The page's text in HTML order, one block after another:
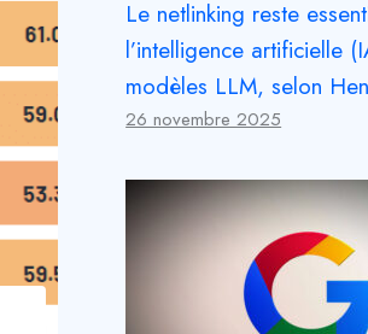
Le netlinking reste
l’intelligence artificielle
modèles LLM, selon
26 novembre 2025